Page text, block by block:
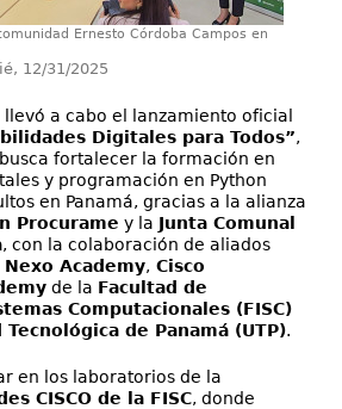
Ernesto Córdoba Campos en
12/31/2025
a cabo el lanzamiento oficial
Digitales para Todos”,
fortalecer la formación en
y programación en Python
en Panamá, gracias a la alianza
Procurame y la Junta Comunal
, con la colaboración de aliados
Nexo Academy, Cisco
de la Facultad de
Computacionales (FISC)
de Panamá (UTP).
en los laboratorios de la
CISCO de la FISC, donde